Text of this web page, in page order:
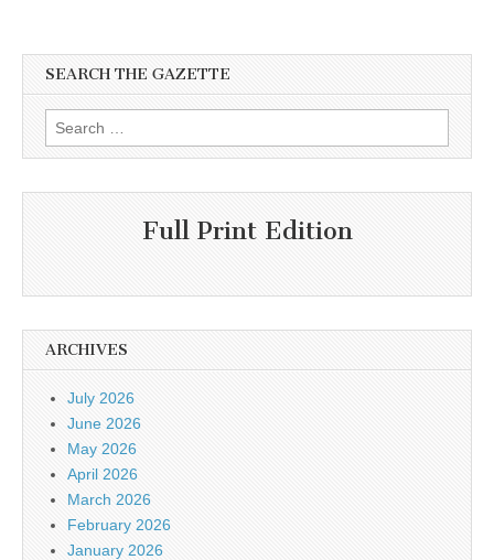
SEARCH THE GAZETTE
Search
for:
Full Print Edition
ARCHIVES
July 2026
June 2026
May 2026
April 2026
March 2026
February 2026
January 2026